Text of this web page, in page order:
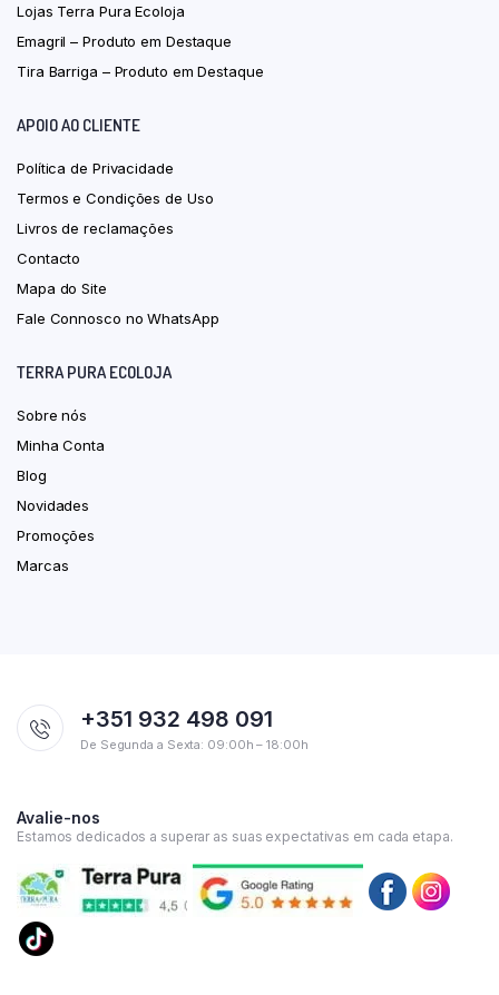
Lojas Terra Pura Ecoloja
Emagril – Produto em Destaque
Tira Barriga – Produto em Destaque
APOIO AO CLIENTE
Política de Privacidade
Termos e Condições de Uso
Livros de reclamações
Contacto
Mapa do Site
Fale Connosco no WhatsApp
TERRA PURA ECOLOJA
Sobre nós
Minha Conta
Blog
Novidades
Promoções
Marcas
+351 932 498 091
De Segunda a Sexta: 09:00h – 18:00h
Avalie-nos
Estamos dedicados a superar as suas expectativas em cada etapa.